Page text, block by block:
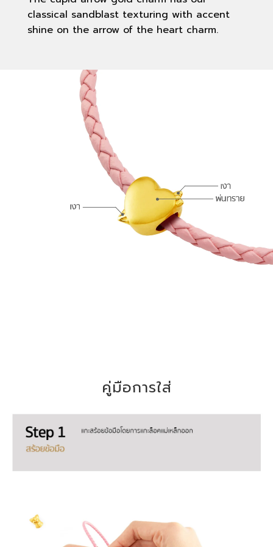
classical sandblast texturing with accent
shine on the arrow of the heart charm.
คู่มือการใส่